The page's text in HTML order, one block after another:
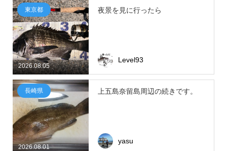
2026.08.05
東京都 夜景を見に行ったら
Level93
2026.08.01
長崎県 上五島奈留島周辺の続きです。
yasu